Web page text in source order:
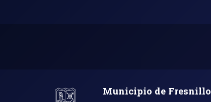
Municipio de Fresnillo